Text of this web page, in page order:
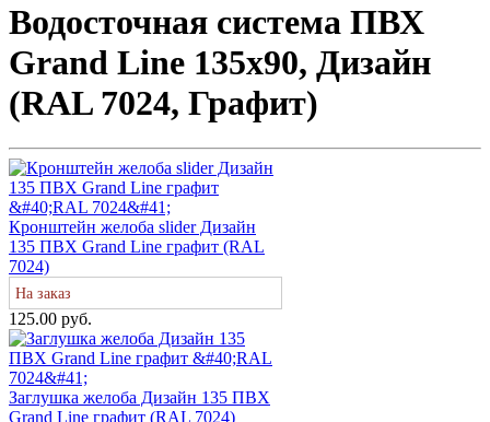
Водосточная система ПВХ
Grand Line 135х90, Дизайн
(RAL 7024, Графит)
Кронштейн желоба slider Дизайн
135 ПВХ Grand Line графит (RAL
7024)
На заказ
125.00 руб.
Заглушка желоба Дизайн 135 ПВХ
Grand Line графит (RAL 7024)